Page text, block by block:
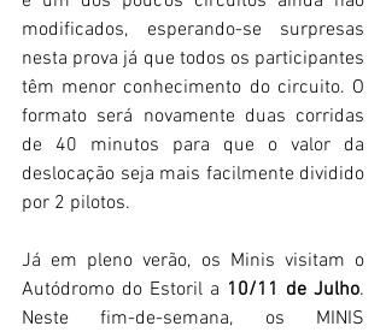
modificados, esperando-se surpresas
nesta prova já que todos os participantes
têm menor conhecimento do circuito. O
formato será novamente duas corridas
de 40 minutos para que o valor da
deslocação seja mais facilmente dividido
por 2 pilotos.
Já em pleno verão, os Minis visitam o
Autódromo do Estoril a 10/11 de Julho.
Neste fim-de-semana, os MINIS